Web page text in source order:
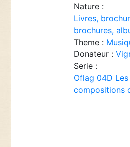
Nature :
Livres,
brochures,
Theme :
Donateur :
Serie :
Oflag 04D
compositions